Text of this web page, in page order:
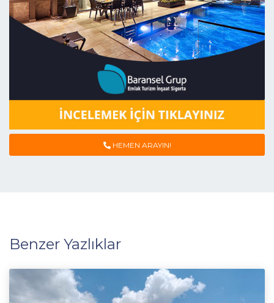
HEMEN ARAYIN!
Benzer Yazlıklar